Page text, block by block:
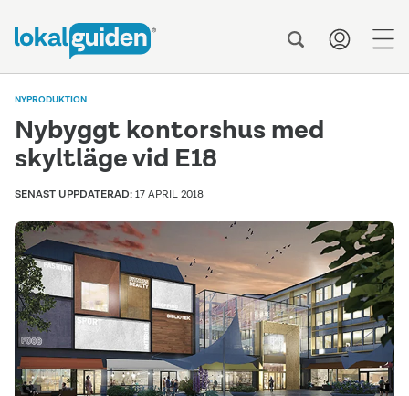
NYPRODUKTION
Nybyggt kontorshus med
skyltläge vid E18
SENAST UPPDATERAD:17 APRIL 2018